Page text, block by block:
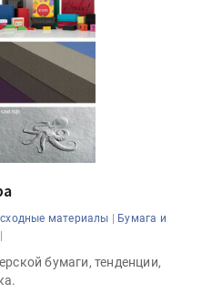
материалы | Бумага и
|
бумаги, тенденции,